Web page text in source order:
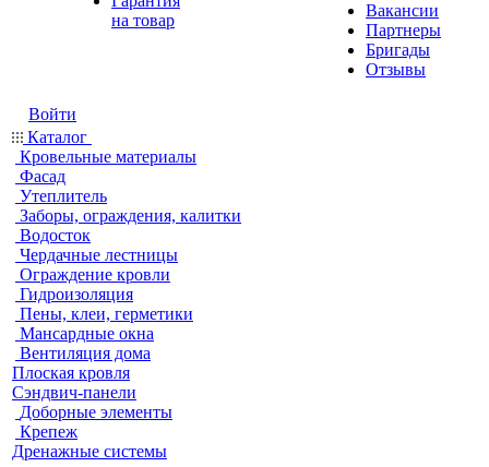
на товар
Вакансии
Партнеры
Бригады
Отзывы
Войти
Каталог
Кровельные материалы
Фасад
Утеплитель
Заборы, ограждения, калитки
Водосток
Чердачные лестницы
Ограждение кровли
Гидроизоляция
Пены, клеи, герметики
Мансардные окна
Вентиляция дома
Плоская кровля
Сэндвич-панели
Доборные элементы
Крепеж
Дренажные системы